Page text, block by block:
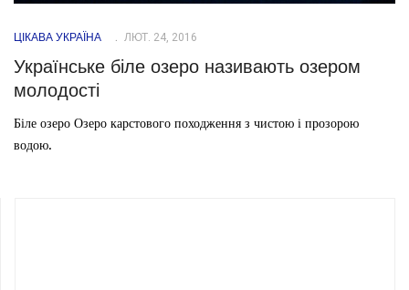
ЦІКАВА УКРАЇНА ЛЮТ. 24, 2016
Українське біле озеро називають озером
молодості
Біле озеро Озеро карстового походження з чистою і прозорою
водою.